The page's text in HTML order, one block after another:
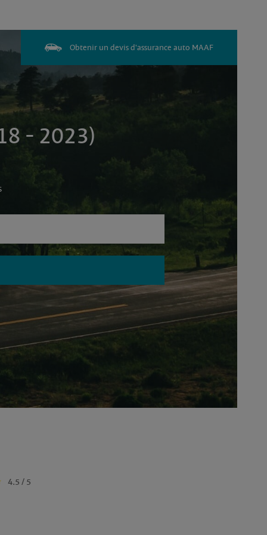
Obtenir un devis d'assurance auto MAAF
- 2023)
4.5 / 5